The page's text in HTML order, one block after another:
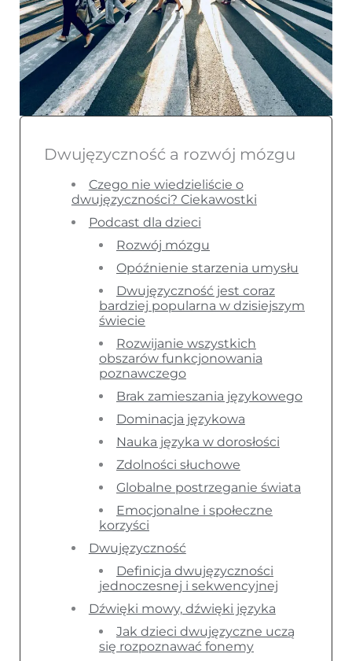
Dwujęzyczność a rozwój mózgu
Czego nie wiedzieliście o
dwujęzyczności? Ciekawostki
Podcast dla dzieci
Rozwój mózgu
Opóźnienie starzenia umysłu
Dwujęzyczność jest coraz
bardziej popularna w dzisiejszym
świecie
Rozwijanie wszystkich
obszarów funkcjonowania
poznawczego
Brak zamieszania językowego
Dominacja językowa
Nauka języka w dorosłości
Zdolności słuchowe
Globalne postrzeganie świata
Emocjonalne i społeczne
korzyści
Dwujęzyczność
Definicja dwujęzyczności
jednoczesnej i sekwencyjnej
Dźwięki mowy, dźwięki języka
Jak dzieci dwujęzyczne uczą
się rozpoznawać fonemy